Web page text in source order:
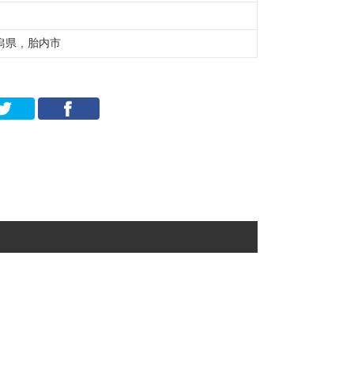
県 , 胎内市